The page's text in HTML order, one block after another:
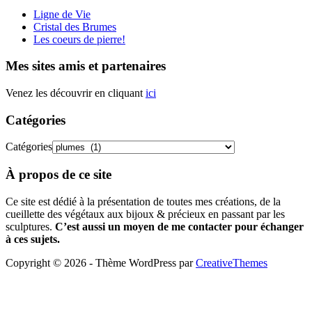
Ligne de Vie
Cristal des Brumes
Les coeurs de pierre!
Mes sites amis et partenaires
Venez les découvrir en cliquant ici
Catégories
Catégories
À propos de ce site
Ce site est dédié à la présentation de toutes mes créations, de la
cueillette des végétaux aux bijoux & précieux en passant par les
sculptures. C’est aussi un moyen de me contacter pour échanger
à ces sujets.
Copyright © 2026 - Thème WordPress parCreativeThemes